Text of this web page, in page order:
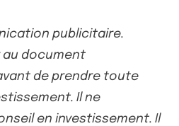
publicitaire.
au document
de prendre toute
Il ne
en investissement. Il